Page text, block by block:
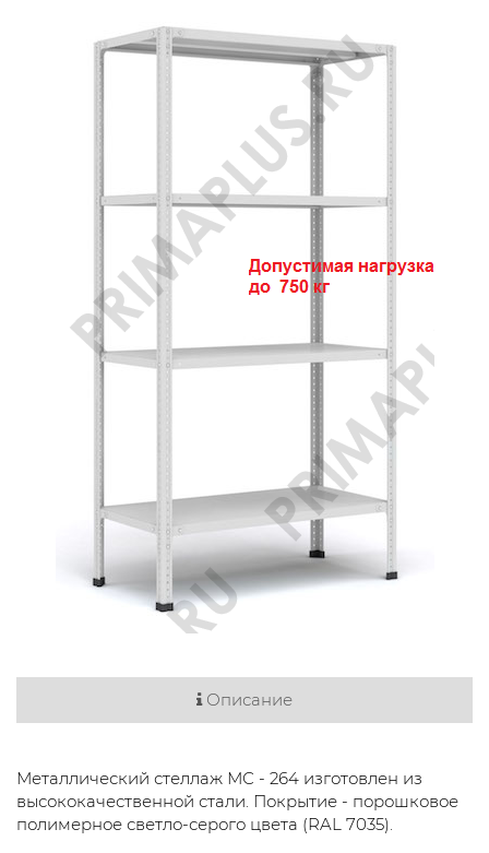
Описание
Металлический стеллаж МС - 264 изготовлен из
высококачественной стали. Покрытие - порошковое
полимерное светло-серого цвета (RAL 7035).